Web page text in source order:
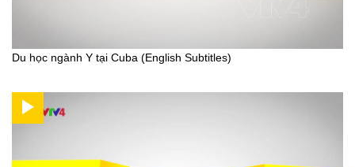
Du học ngành Y tại Cuba (English Subtitles)